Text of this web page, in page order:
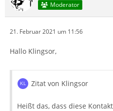
Moderator
21. Februar 2021 um 11:56
Hallo Klingsor,
Zitat von Klingsor
Heißt das, dass diese